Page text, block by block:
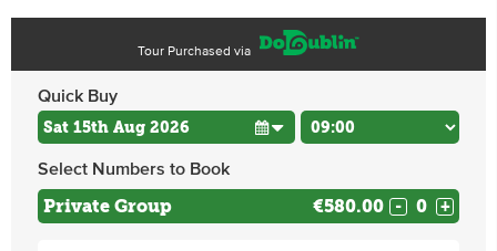
Tour Purchased via
Quick Buy
Select Numbers to Book
Private Group €580.00 - +